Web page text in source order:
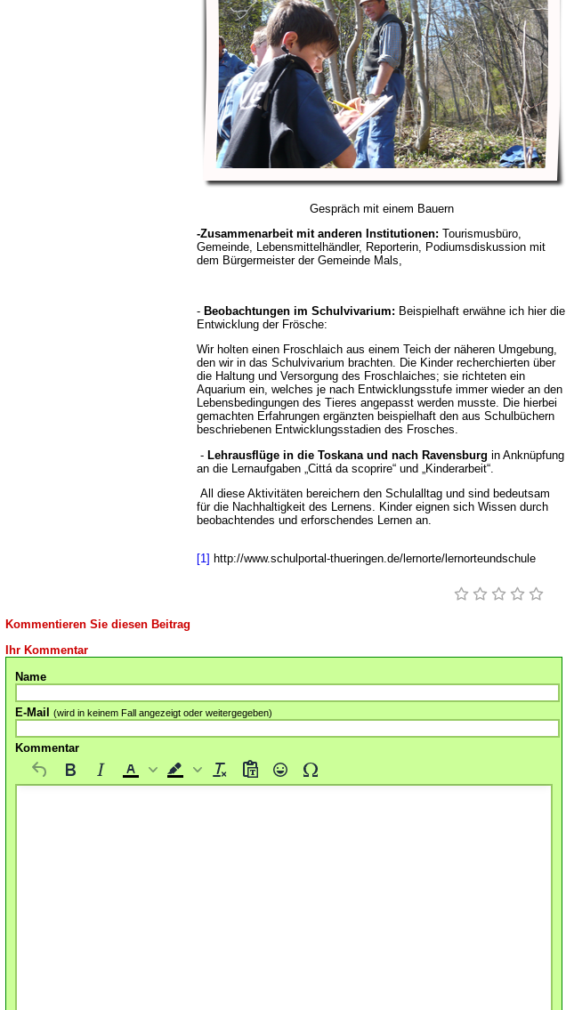
Gespräch mit einem Bauern
-Zusammenarbeit mit anderen Institutionen: Tourismusbüro,
Gemeinde, Lebensmittelhändler, Reporterin, Podiumsdiskussion mit
dem Bürgermeister der Gemeinde Mals,
- Beobachtungen im Schulvivarium: Beispielhaft erwähne ich hier die
Entwicklung der Frösche:
Wir holten einen Froschlaich aus einem Teich der näheren Umgebung,
den wir in das Schulvivarium brachten. Die Kinder recherchierten über
die Haltung und Versorgung des Froschlaiches; sie richteten ein
Aquarium ein, welches je nach Entwicklungsstufe immer wieder an den
Lebensbedingungen des Tieres angepasst werden musste. Die hierbei
gemachten Erfahrungen ergänzten beispielhaft den aus Schulbüchern
beschriebenen Entwicklungsstadien des Frosches.
- Lehrausflüge in die Toskana und nach Ravensburg in Anknüpfung
an die Lernaufgaben „Cittá da scoprire“ und „Kinderarbeit“.
All diese Aktivitäten bereichern den Schulalltag und sind bedeutsam
für die Nachhaltigkeit des Lernens. Kinder eignen sich Wissen durch
beobachtendes und erforschendes Lernen an.
[1] http://www.schulportal-thueringen.de/lernorte/lernorteundschule
Kommentieren Sie diesen Beitrag
Ihr Kommentar
Name
E-Mail (wird in keinem Fall angezeigt oder weitergegeben)
Kommentar